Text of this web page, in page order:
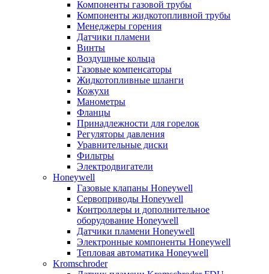
Компоненты газовой трубы
Компоненты жидкотопливной трубы
Менеджеры горения
Датчики пламени
Винты
Воздушные кольца
Газовые компенсаторы
Жидкотопливные шланги
Кожухи
Манометры
Фланцы
Принадлежности для горелок
Регуляторы давления
Уравнительные диски
Фильтры
Электродвигатели
Honeywell
Газовые клапаны Honeywell
Сервоприводы Honeywell
Контроллеры и дополнительное
оборудование Honeywell
Датчики пламени Honeywell
Электронные компоненты Honeywell
Тепловая автоматика Honeywell
Kromschroder